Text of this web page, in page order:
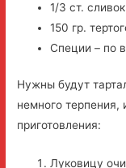
1/3 ст.
150 гр.
Специи – по
Нужны будут
немного терпения,
приготовления:
Луковицу